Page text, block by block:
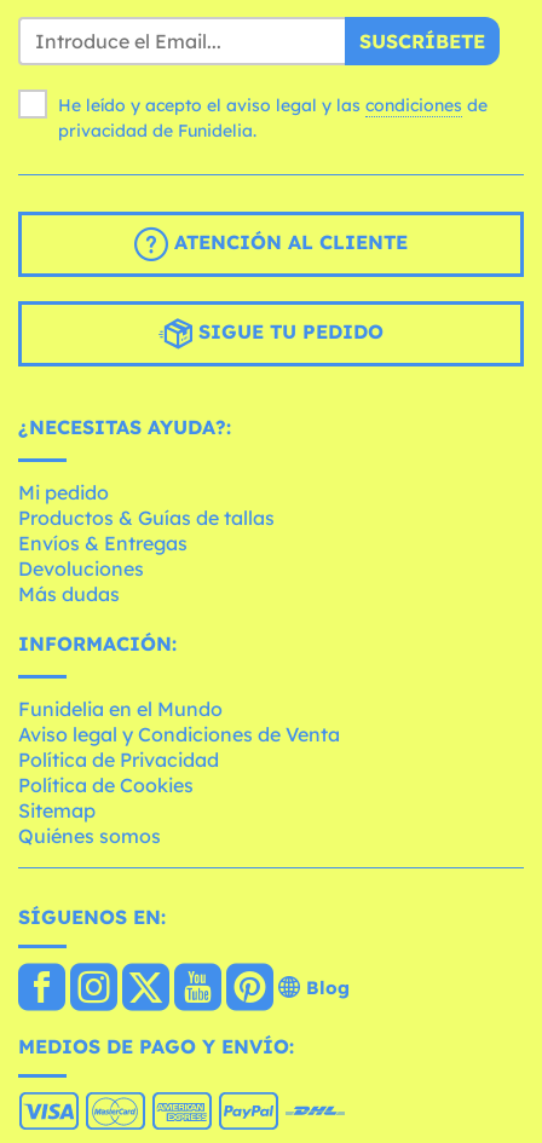
SUSCRÍBETE
He leído y acepto el aviso legal y las condiciones
privacidad de Funidelia.
ATENCIÓN AL CLIENTE
SIGUE TU PEDIDO
¿NECESITAS AYUDA?:
Mi pedido
Productos & Guías de tallas
Envíos & Entregas
Devoluciones
Más dudas
INFORMACIÓN:
Funidelia en el Mundo
Aviso legal y Condiciones de Venta
Política de Privacidad
Política de Cookies
Sitemap
Quiénes somos
SÍGUENOS EN:
Blog
MEDIOS DE PAGO Y ENVÍO: